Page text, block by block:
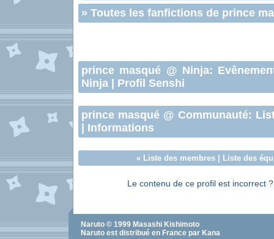
» Toutes les fanfictions de prince
prince masqué @ Ninja:
Ninja
Profil Senshi
prince masqué@ Communauté:
Informations
« Liste des membres| Liste des
Le contenu de ce profil est incorrect
Naruto © 1999 Masashi Kishimoto
Naruto est distribué en France par Kana